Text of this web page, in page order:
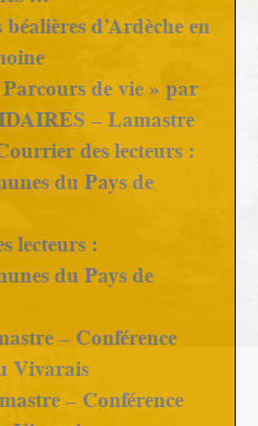
béalières d’Ardèche en
de vie » par
– Lamastre
des lecteurs :
du Pays de
lecteurs :
du Pays de
– Conférence
Vivarais
– Conférence